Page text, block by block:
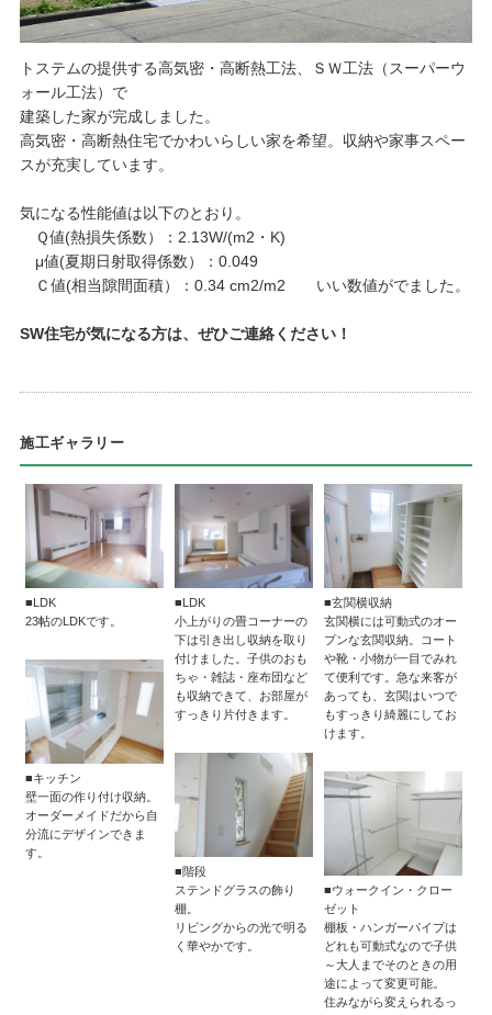
トステムの提供する高気密・高断熱工法、ＳＷ工法（スーパーウ
ォール工法）で
建築した家が完成しました。
高気密・高断熱住宅でかわいらしい家を希望。収納や家事スペー
スが充実しています。
気になる性能値は以下のとおり。
Ｑ値(熱損失係数）：2.13W/(m2・K)
μ値(夏期日射取得係数）：0.049
Ｃ値(相当隙間面積）：0.34 cm2/m2 いい数値がでました。
SW住宅が気になる方は、ぜひご連絡ください！
施工ギャラリー
■LDK
23帖のLDKです。
■LDK
小上がりの畳コーナーの
下は引き出し収納を取り
付けました。子供のおも
ちゃ・雑誌・座布団など
も収納できて、お部屋が
すっきり片付きます。
■玄関横収納
玄関横には可動式のオー
プンな玄関収納。コート
や靴・小物が一目でみれ
て便利です。急な来客が
あっても、玄関はいつで
もすっきり綺麗にしてお
けます。
■キッチン
壁一面の作り付け収納。
オーダーメイドだから自
分流にデザインできま
す。
■階段
ステンドグラスの飾り
棚。
リビングからの光で明る
く華やかです。
■ウォークイン・クロー
ゼット
棚板・ハンガーパイプは
どれも可動式なので子供
～大人までそのときの用
途によって変更可能。
住みながら変えられるっ